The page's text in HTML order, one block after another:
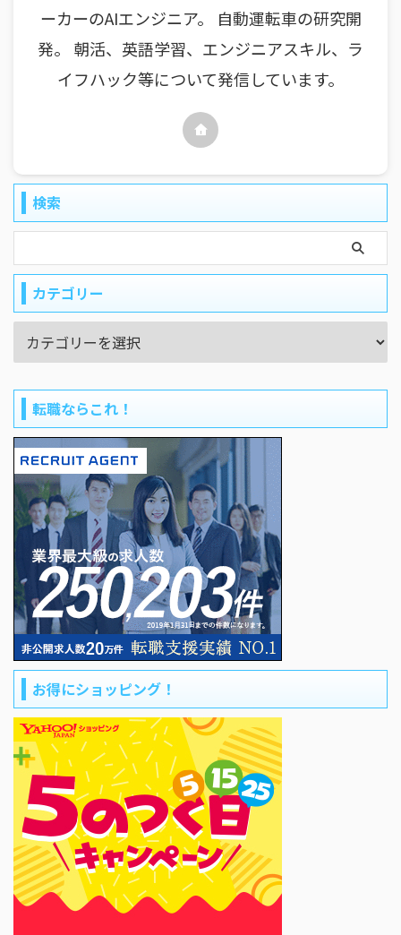
ーカーのAIエンジニア。 自動運転車の研究開
発。 朝活、英語学習、エンジニアスキル、ラ
イフハック等について発信しています。
検索
カテゴリー
転職ならこれ！
お得にショッピング！